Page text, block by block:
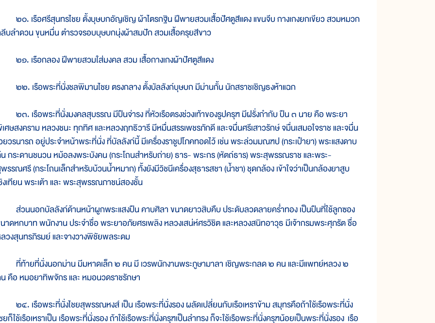
๒๐. เรือศรีสุนทรไชย ตั้งบุษบกอัญเชิญ ผ้าไตรกฐิน ฝีพายสวมเสื้อปัศตูสีแดง แขนจีบ กางเกงยกเขียว สวมหมวก
บลำดวน ขุนหมื่น ตำรวจรอบบุษบกนุ่งผ้าสมปัก สวมเสื้อครุยสีขาว
๒๑. เรือกลอง ฝีพายสวมใส่มงคล สวม เสื้อกางเกงผ้าปัศตูสีแดง
๒๒. เรือพระที่นั่งชลพิมานไชย ตรงกลาง ตั้งบัลลังก์บุษบก มีม่านกั้น นักสราชเชิญธงห้าแฉก
๒๓. เรือพระที่นั่งมงคลสุบรรณ มีปืนจ่ารง ที่หัวเรือตรงช่วงเท้าของรูปครุฑ มีฝรั่งกำกับ ปืน ๓ นาย คือ พระยา
ศษสงคราม หลวงชนะ ทุกทิศ และหลวงฤทธิวารี มีหมื่นสรรเพชรภักดี และจมื่นศรีเสาวรักษ์ จมื่นเสมอใจราช และจมื่น
ยวรนารถ อยู่ประจำหน้าพระที่นั่ง ที่บัลลังก์นี้ มีเครื่องราชูปโภคทอดไว้ เช่น พระล่วมมณฑป (กระเป๋ายา) พระแสงดาบ
กระดานชนวน หม้อลงพระบังคน (กระโถนสำหรับถ่าย) ธาร- พระกร (หัตถ์ธาร) พระสุพรรณราช และพระ-
รรณศรี (กระโถนเล็กสำหรับบ้วนน้ำหมาก) ทั้งยังมีวิชนีเครื่องสุธารสชา (น้ำชา) ชุดกล้อง เข้าใจว่าเป็นกล้องยาสูบ
งเทียน พระเต้า และ พระสุพรรณภาชน์สองชั้น
ส่วนนอกบัลลังก์ด้านหน้าผูกพระแสงปืน คาบศิลา ขนาดยาวสิบคืบ ประดับลวดลายคร่ำทอง เป็นปืนที่ใช้ลูกซอง
าดหกบาท พนักงาน ประจำชื่อ พระยาอภัยศรเพลิง หลวงเสน่ห์ศรวิชิต และหลวงสนิทอาวุธ มีเจ้ากรมพระศุภรัต ชื่อ
วงสุนทรภิรมย์ และจางวางพิชัยพลระดม
ที่ท้ายที่นั่งนอกม่าน มีมหาดเล็ก ๒ คน มี เวรพนักงานพระภูษามาลา เชิญพระกลด ๒ คน และมีแพทย์หลวง ๒
คือ หมอยาทิพจักร และ หมอนวดราชรักษา
๒๔. เรือพระที่นั่งไชยสุพรรณหงส์ เป็น เรือพระที่นั่งรอง ผลัดเปลี่ยนกับเรือเหราข้าม สมุทรคือถ้าใช้เรือพระที่นั่ง
ยก็ใช้เรือเหราเป็น เรือพระที่นั่งรอง ถ้าใช้เรือพระที่นั่งครุฑเป็นลำทรง ก็จะใช้เรือพระที่นั่งครุฑน้อยเป็นพระที่นั่งรอง เรือ